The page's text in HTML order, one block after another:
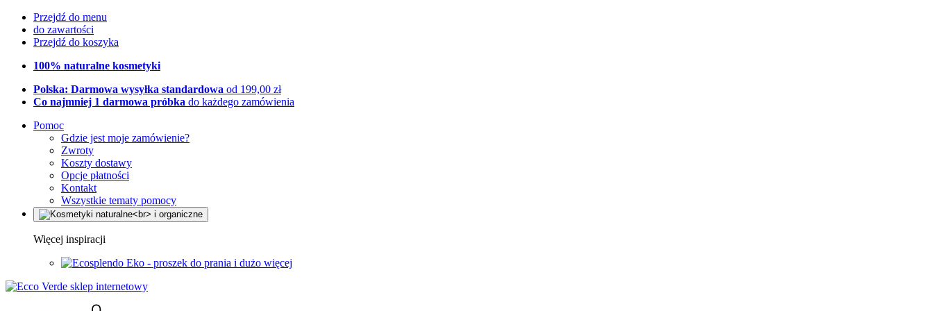
Przejdź do menu
do zawartości
Przejdź do koszyka
100% naturalne kosmetyki
Polska: Darmowa wysyłka standardowa od 199,00 zł
Co najmniej 1 darmowa próbka do każdego zamówienia
Pomoc
Gdzie jest moje zamówienie?
Zwroty
Koszty dostawy
Opcje płatności
Kontakt
Wszystkie tematy pomocy
Więcej inspiracji
Eko - proszek do prania i dużo więcej